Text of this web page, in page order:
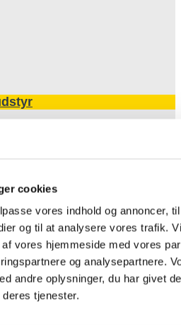
cookies
vores indhold og annoncer,
og til at analysere vores trafik.
vores hjemmeside med vores
og analysepartnere.
andre oplysninger, du har givet
tjenester.